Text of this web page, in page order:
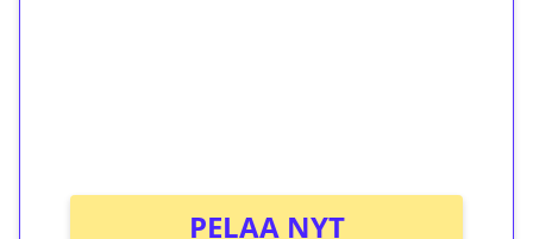
PELAA NYT